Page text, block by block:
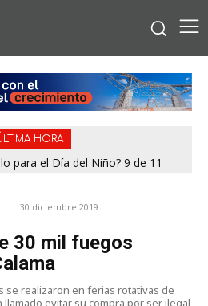
HORA
para el Día del Niño? 9 de 11
30 diciembre 2019
30 mil fuegos
se realizaron en ferias rotativas de
llamado evitar su compra por ser ilegal